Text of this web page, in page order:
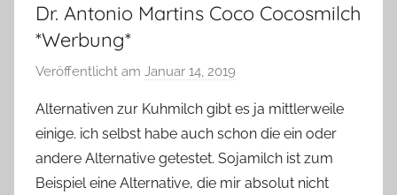
vieles
mehr
Dr. Antonio Martins Coco Cocosmilch
*Werbung*
Veröffentlicht am Januar 14, 2019
n
Y
v
o
Alternativen zur Kuhmilch gibt es ja mittlerweile
einige. ich selbst habe auch schon die ein oder
andere Alternative getestet. Sojamilch ist zum
Beispiel eine Alternative, die mir absolut nicht